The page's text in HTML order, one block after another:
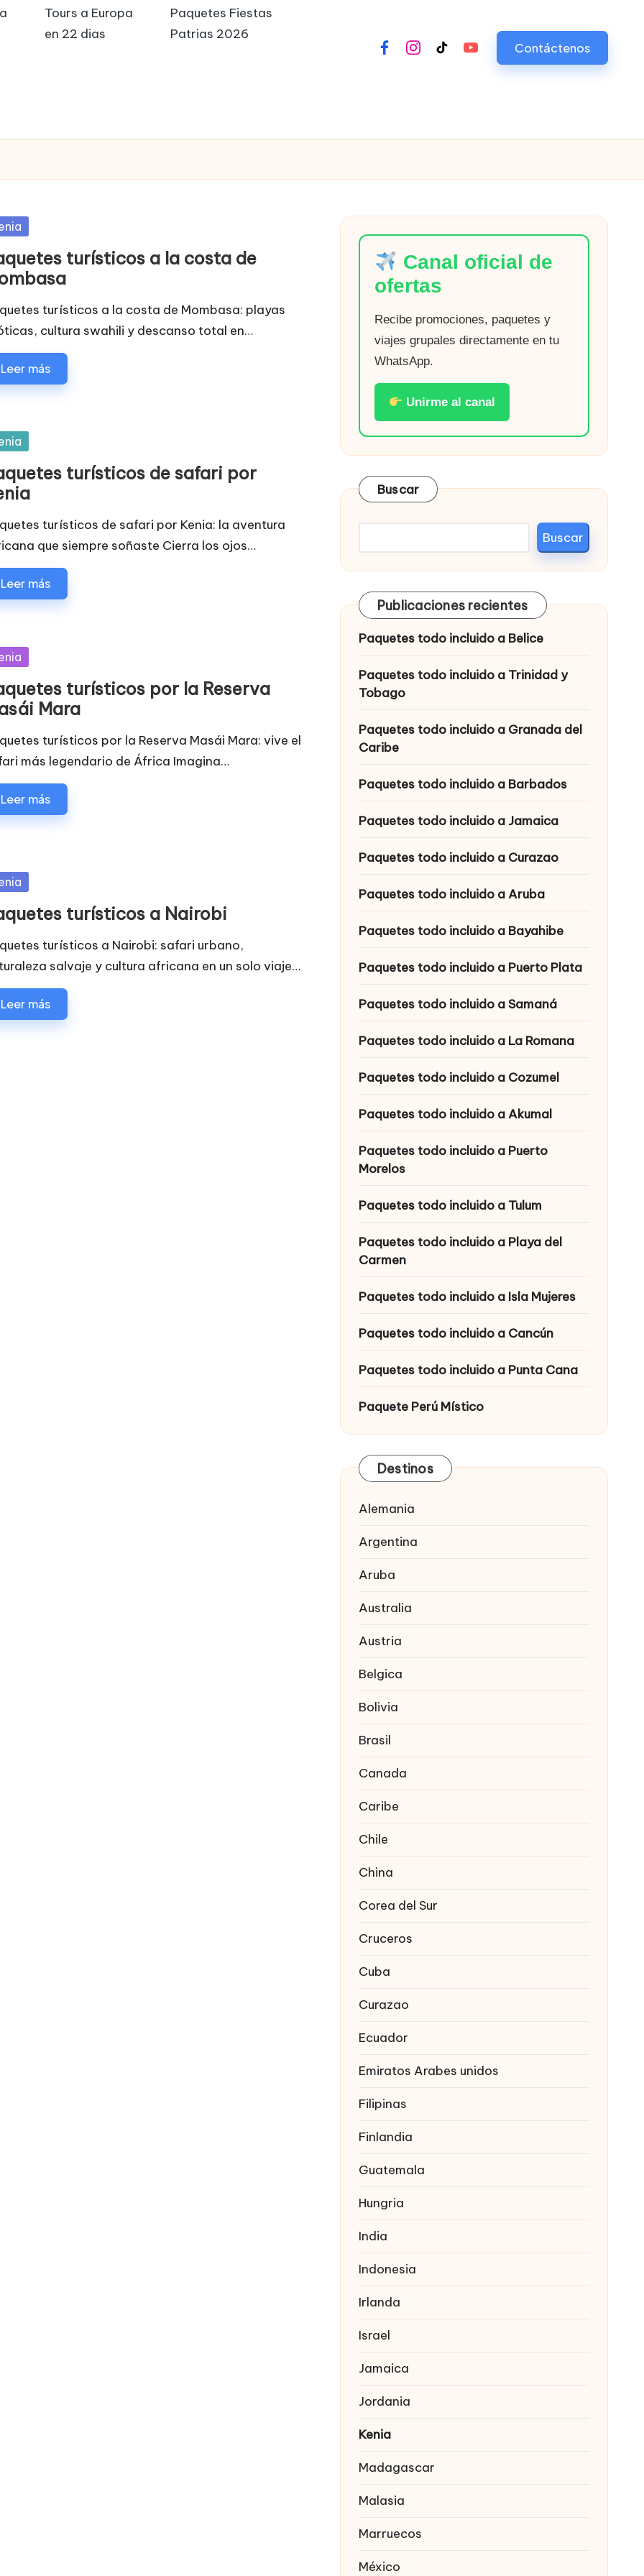
Tours a Europa
en 22 dias
Paquetes Fiestas
Patrias 2026
FacebookInstagram
TiktokYoutube Contáctenos
turísticos a la costa de
turísticos a la costa de Mombasa: playas
cultura swahili y descanso total en…
Leer más
turísticos de safari por
turísticos de safari por Kenia: la aventura
que siempre soñaste Cierra los ojos…
Leer más
turísticos por la Reserva
Mara
turísticos por la Reserva Masái Mara: vive el
más legendario de África Imagina…
Leer más
turísticos a Nairobi
turísticos a Nairobi: safari urbano,
salvaje y cultura africana en un solo viaje…
Leer más
Canal oficial de
ofertas
Recibe promociones, paquetes y
viajes grupales directamente en tu
WhatsApp.
Unirme al canal
Buscar
Buscar
Publicaciones recientes
Paquetes todo incluido a Belice
Paquetes todo incluido a Trinidad y
Tobago
Paquetes todo incluido a Granada del
Caribe
Paquetes todo incluido a Barbados
Paquetes todo incluido a Jamaica
Paquetes todo incluido a Curazao
Paquetes todo incluido a Aruba
Paquetes todo incluido a Bayahibe
Paquetes todo incluido a Puerto Plata
Paquetes todo incluido a Samaná
Paquetes todo incluido a La Romana
Paquetes todo incluido a Cozumel
Paquetes todo incluido a Akumal
Paquetes todo incluido a Puerto
Morelos
Paquetes todo incluido a Tulum
Paquetes todo incluido a Playa del
Carmen
Paquetes todo incluido a Isla Mujeres
Paquetes todo incluido a Cancún
Paquetes todo incluido a Punta Cana
Paquete Perú Místico
Destinos
Alemania
Argentina
Aruba
Australia
Austria
Belgica
Bolivia
Brasil
Canada
Caribe
Chile
China
Corea del Sur
Cruceros
Cuba
Curazao
Ecuador
Emiratos Arabes unidos
Filipinas
Finlandia
Guatemala
Hungria
India
Indonesia
Irlanda
Israel
Jamaica
Jordania
Kenia
Madagascar
Malasia
Marruecos
México